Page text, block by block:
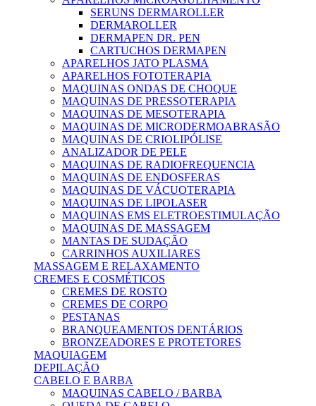
SERUNS DERMAROLLER
DERMAROLLER
DERMAPEN DR. PEN
CARTUCHOS DERMAPEN
APARELHOS JATO PLASMA
APARELHOS FOTOTERAPIA
MAQUINAS ONDAS DE CHOQUE
MAQUINAS DE PRESSOTERAPIA
MAQUINAS DE MESOTERAPIA
MAQUINAS DE MICRODERMOABRASÃO
MAQUINAS DE CRIOLIPÓLISE
ANALIZADOR DE PELE
MAQUINAS DE RADIOFREQUENCIA
MAQUINAS DE ENDOSFERAS
MAQUINAS DE VÁCUOTERAPIA
MAQUINAS DE LIPOLASER
MAQUINAS EMS ELETROESTIMULAÇÃO
MAQUINAS DE MASSAGEM
MANTAS DE SUDAÇÃO
CARRINHOS AUXILIARES
MASSAGEM E RELAXAMENTO
CREMES E COSMÉTICOS
CREMES DE ROSTO
CREMES DE CORPO
PESTANAS
BRANQUEAMENTOS DENTÁRIOS
BRONZEADORES E PROTETORES
MAQUIAGEM
DEPILAÇÃO
CABELO E BARBA
MAQUINAS CABELO / BARBA